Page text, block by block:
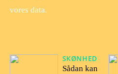
vores data.
SKØNHED
Sådan kan